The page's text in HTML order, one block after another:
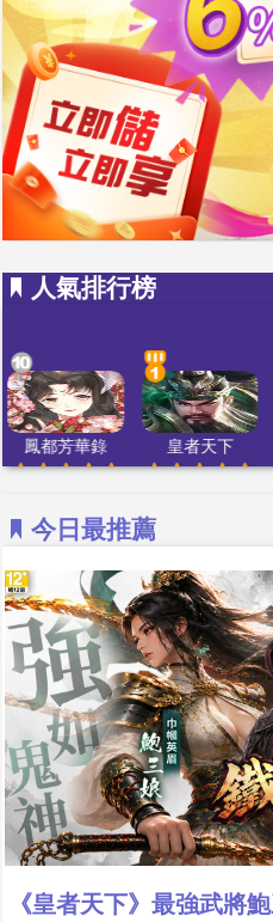
人氣排行榜
皇者天下 仙劍奇俠傳-新
今日最推薦
《皇者天下》最強武將